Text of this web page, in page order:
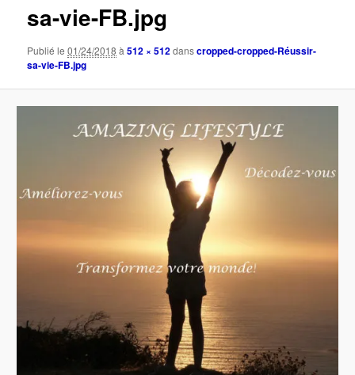
sa-vie-FB.jpg
Publié le01/24/2018 à512 × 512danscropped-cropped-Réussir-
sa-vie-FB.jpg